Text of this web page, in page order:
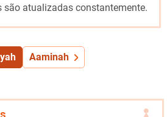
são atualizadas constantemente.
Aaminah